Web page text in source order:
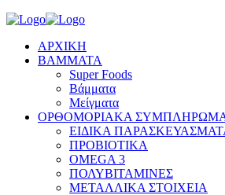
ΑΡΧΙΚΗ
BAMMATA
Super Foods
Βάμματα
Μείγματα
ΟΡΘΟΜΟΡΙΑΚΑ
ΕΙΔΙΚΑ
ΠΡΟΒΙΟΤΙΚΑ
OMEGA 3
ΠΟΛΥΒΙΤΑΜΙΝΕΣ
ΜΕΤΑΛΛΙΚΑ ΣΤΟΙΧΕΙΑ